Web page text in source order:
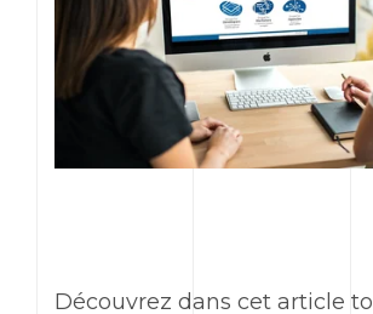
Découvrez dans cet article